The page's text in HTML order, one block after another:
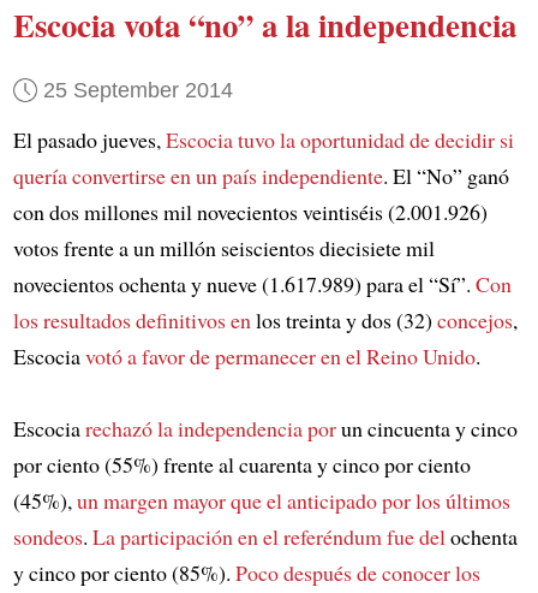
Escocia vota “no” a la independencia
25 September 2014
El pasado jueves,Escocia tuvo la oportunidad de decidir si
quería convertirse en un país independiente. El “No” ganó
con dos millones mil novecientos veintiséis (2.001.926)
votos frente a un millón seiscientos diecisiete mil
novecientos ochenta y nueve (1.617.989) para el “Sí”. Con
los resultados definitivos enlos treinta y dos (32) concejos,
Escociavotó a favor de permanecer en el Reino Unido.
Escociarechazó la independencia porun cincuenta y cinco
por ciento (55%) frente al cuarenta y cinco por ciento
(45%),un margen mayor queel anticipado por los últimos
sondeos. La participación en el referéndum fue delochenta
y cinco por ciento (85%). Poco después de conocer los